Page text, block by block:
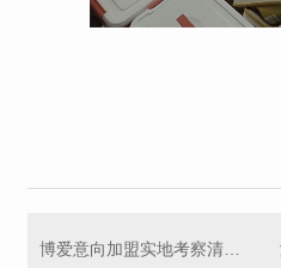
博爱意向加盟实地考察清眠环保除甲醛项目